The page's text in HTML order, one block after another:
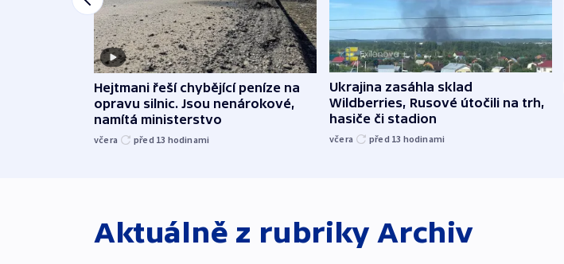
Hejtmani řeší chybějící peníze na
opravu silnic. Jsou nenárokové,
namítá ministerstvo
včera před 13 hodinami
Ukrajina zasáhla sklad
Wildberries, Rusové útočili na trh,
hasiče či stadion
včera před 13 hodinami
Aktuálně z rubriky Archiv